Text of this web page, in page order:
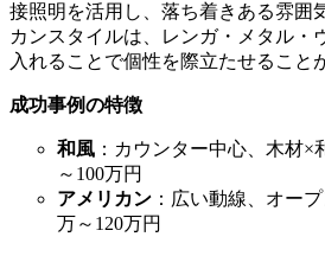
接照明を活用し、落ち着きある雰囲
カンスタイルは、レンガ・メタル・
入れることで個性を際立たせること
成功事例の特徴
和風 ：カウンター中心、木材×
～100万円
アメリカン ：広い動線、オー
万～120万円